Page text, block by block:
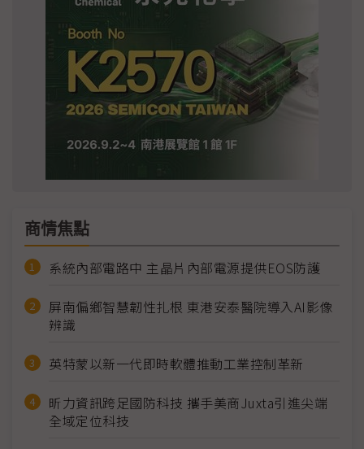
商情焦點
系統內部電路中 主晶片內部電源提供EOS防護
屏南偏鄉智慧韌性扎根 東港安泰醫院導入AI影像
辨識
英特蒙以新一代即時軟體推動工業控制革新
昕力資訊跨足國防科技 攜手美商Juxta引進尖端
全域定位科技